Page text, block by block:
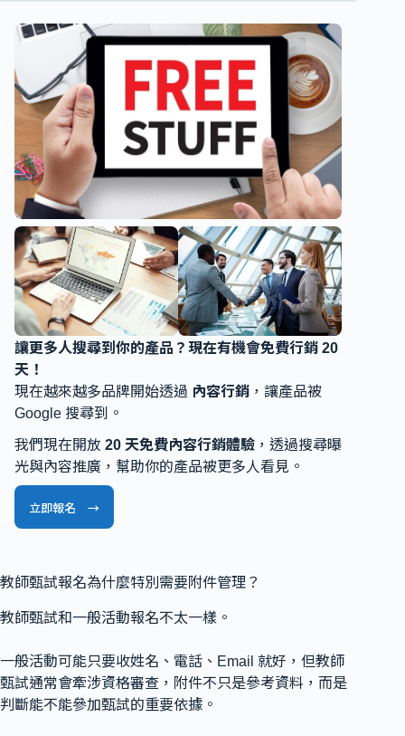
讓更多人搜尋到你的產品？現在有機會免費行銷 20
天！
現在越來越多品牌開始透過 內容行銷 ，讓產品被
Google 搜尋到。
我們現在開放 20 天免費內容行銷體驗 ，透過搜尋曝
光與內容推廣，幫助你的產品被更多人看見。
立即報名 →
教師甄試報名為什麼特別需要附件管理？
教師甄試和一般活動報名不太一樣。
一般活動可能只要收姓名、電話、Email 就好，但教師
甄試通常會牽涉資格審查，附件不只是參考資料，而是
判斷能不能參加甄試的重要依據。